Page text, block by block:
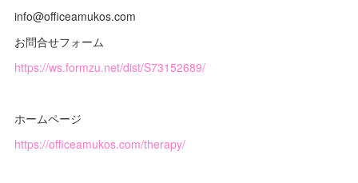
info@officeamukos.com
お問合せフォーム
https://ws.formzu.net/dist/S73152689/
ホームページ
https://officeamukos.com/therapy/